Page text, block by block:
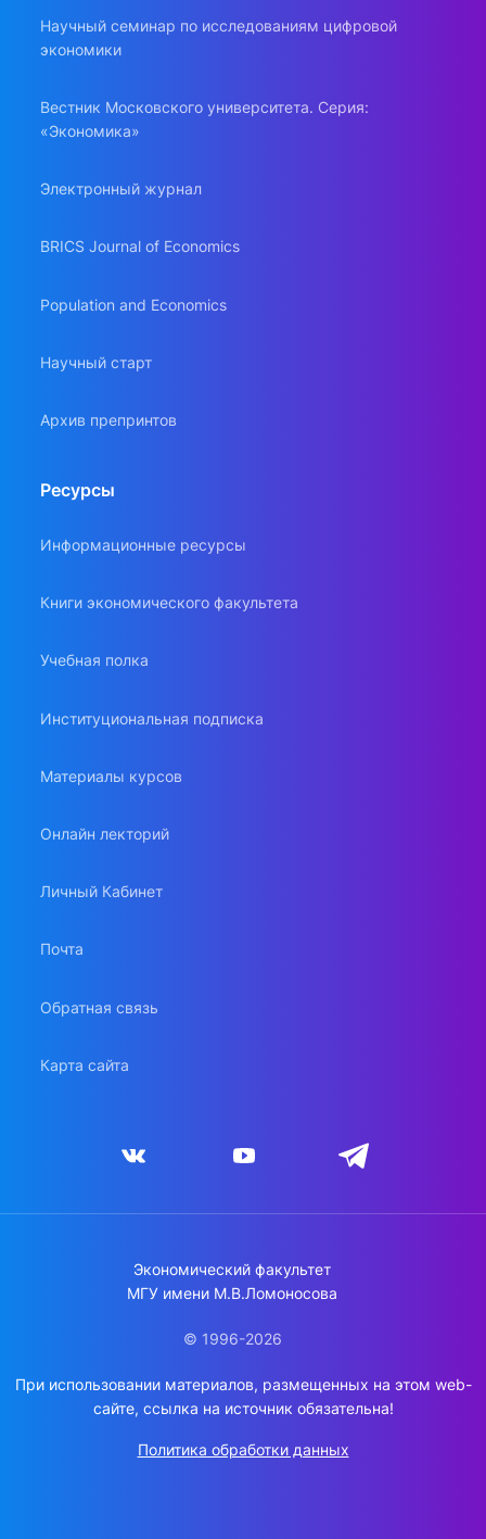
Научный семинар по исследованиям цифровой
экономики
Вестник Московского университета. Серия:
«Экономика»
Электронный журнал
BRICS Journal of Economics
Population and Economics
Научный старт
Архив препринтов
Ресурсы
Информационные ресурсы
Книги экономического факультета
Учебная полка
Институциональная подписка
Материалы курсов
Онлайн лекторий
Личный Кабинет
Почта
Обратная связь
Карта сайта
Экономический факультет
МГУ имени М.В.Ломоносова
© 1996-2026
При использовании материалов, размещенных на этом web-
сайте, ссылка на источник обязательна!
Политика обработки данных